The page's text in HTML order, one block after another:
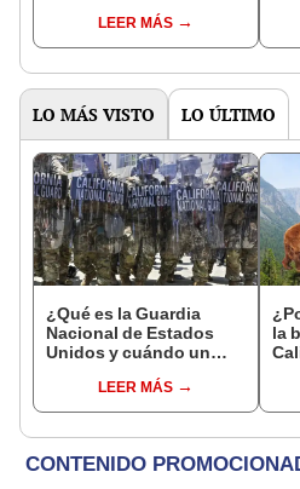
la Ley de Movilidad
Interestatal
LEER MÁS
LO MÁS VISTO LO ÚLTIMO
¿Qué es la Guardia
Nacional de Estados
Unidos y cuándo un
desplegarla?
LEER MÁS
la